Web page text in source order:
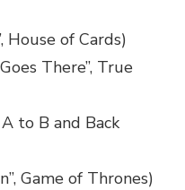
House of Cards)
There”, True
to B and Back
Game of Thrones)